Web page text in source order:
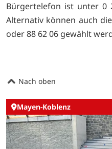
Bürgertelefon ist unter 0
Alternativ können auch
oder 88 62 06 gewählt
Nach oben
Mayen-Koblenz